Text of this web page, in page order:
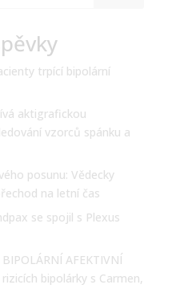
trpící bipolární
aktigrafickou
vzorců spánku a
posunu: Vědecky
na letní čas
se spojil s Plexus
AFEKTIVNÍ
bipolárky s Carmen,